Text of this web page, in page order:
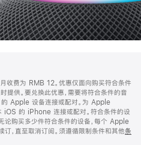
收费为 RMB 12。优惠仅面向购买符合条件
供。要兑换此优惠，需要将符合条件的音
Apple 设备连接或配对。为 Apple
iOS 的 iPhone 连接或配对。符合条件的设
论购买多少件符合条件的设备，每个 Apple
，直至取消订阅。须遵循限制条件和其他条